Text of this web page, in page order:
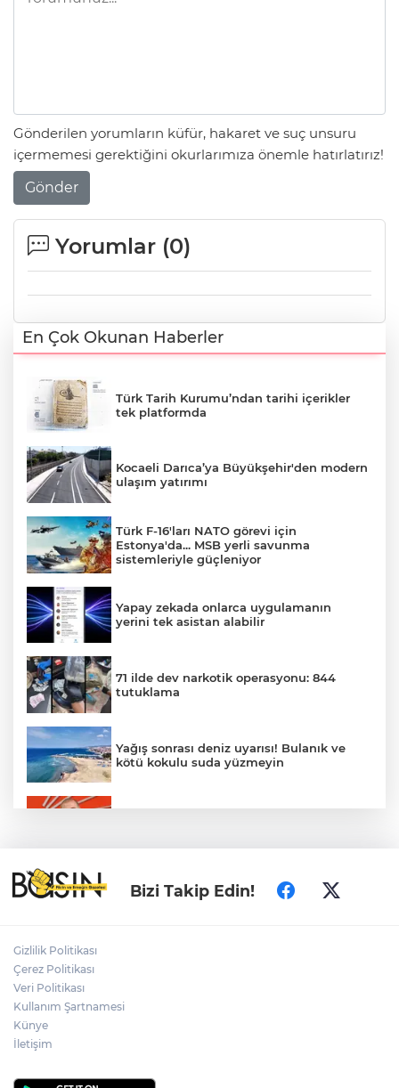
Gönderilen yorumların küfür, hakaret ve suç unsuru
içermemesi gerektiğini okurlarımıza önemle hatırlatırız!
Gönder
Yorumlar (0)
En Çok Okunan Haberler
Türk Tarih Kurumu’ndan tarihi içerikler
tek platformda
Kocaeli Darıca’ya Büyükşehir'den modern
ulaşım yatırımı
Türk F-16'ları NATO görevi için
Estonya'da... MSB yerli savunma
sistemleriyle güçleniyor
Yapay zekada onlarca uygulamanın
yerini tek asistan alabilir
71 ilde dev narkotik operasyonu: 844
tutuklama
Yağış sonrası deniz uyarısı! Bulanık ve
kötü kokulu suda yüzmeyin
Türkiye ile Vietnam arasında 'hava'da
yeni dönem... Sefer kapasitesi artırıldı
Bizi Takip Edin!
Gizlilik Politikası
Çerez Politikası
Veri Politikası
Kullanım Şartnamesi
Künye
İletişim